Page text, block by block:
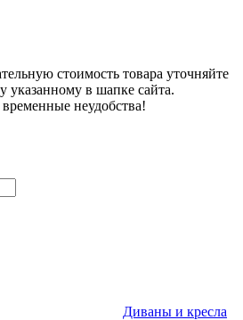
стоимость товара уточняйте
указанному в шапке сайта.
неудобства!
Диваны и кресла